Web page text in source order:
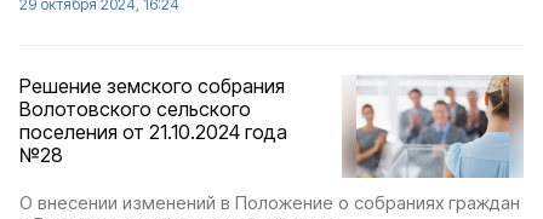
29 октября 2024, 16:24
Решение земского собрания
Волотовского сельского
поселения от 21.10.2024 года
№28
О внесении изменений в Положение о собраниях граждан